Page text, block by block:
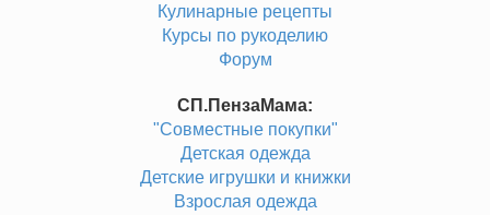
Кулинарные рецепты
Курсы по рукоделию
Форум
СП.ПензаМама:
"Совместные покупки"
Детская одежда
Детские игрушки и книжки
Взрослая одежда